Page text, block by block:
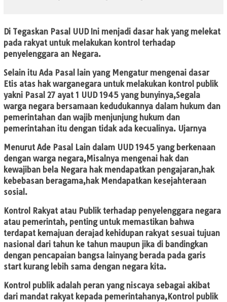
Di Tegaskan Pasal UUD Ini menjadi dasar hak yang melekat
pada rakyat untuk melakukan kontrol terhadap
penyelenggara an Negara.
Selain itu Ada Pasal lain yang Mengatur mengenai dasar
Etis atas hak warganegara untuk melakukan kontrol publik
yakni Pasal 27 ayat 1 UUD 1945 yang bunyinya,Segala
warga negara bersamaan kedudukannya dalam hukum dan
pemerintahan dan wajib menjunjung hukum dan
pemerintahan itu dengan tidak ada kecualinya. Ujarnya
Menurut Ade Pasal Lain dalam UUD 1945 yang berkenaan
dengan warga negara,Misalnya mengenai hak dan
kewajiban bela Negara hak mendapatkan pengajaran,hak
kebebasan beragama,hak Mendapatkan kesejahteraan
sosial.
Kontrol Rakyat atau Publik terhadap penyelenggara negara
atau pemerintah, penting untuk memastikan bahwa
terdapat kemajuan derajad kehidupan rakyat sesuai tujuan
nasional dari tahun ke tahun maupun jika di bandingkan
dengan pencapaian bangsa lainyang berada pada garis
start kurang lebih sama dengan negara kita.
Kontrol publik adalah peran yang niscaya sebagai akibat
dari mandat rakyat kepada pemerintahanya,Kontrol publik